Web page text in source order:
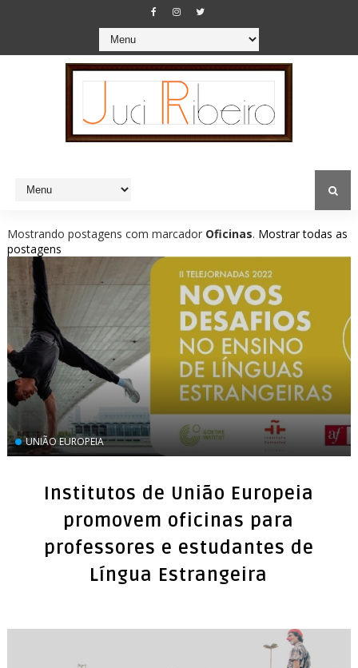
Mostrando postagens com marcador Oficinas. Mostrar todas as
postagens
UNIÃO EUROPEIA
Institutos de União Europeia
promovem oficinas para
professores e estudantes de
Língua Estrangeira